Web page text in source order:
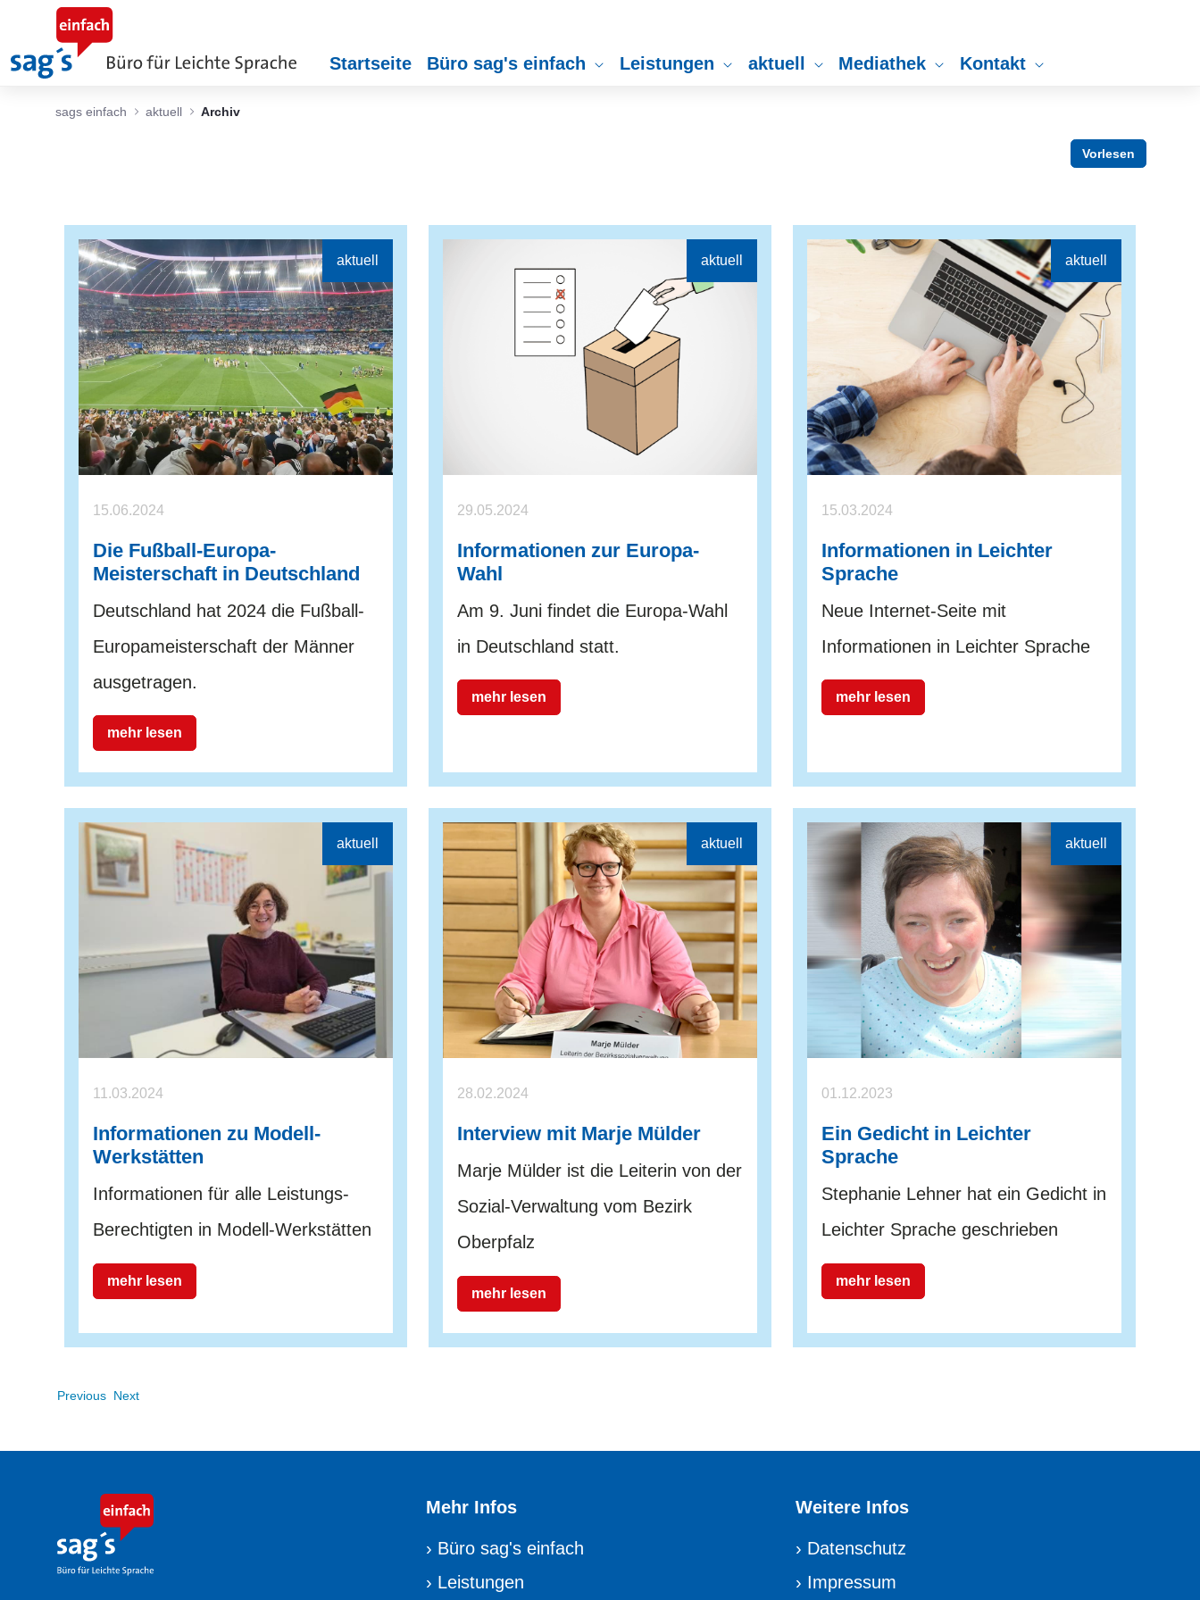
Skip to Main Content
Startseite Büro sag's einfach Leistungen aktuell Mediathek Kontakt
sags einfach aktuell Archiv
Vorlesen
15.06.2024
Die Fußball-Europa-
Meisterschaft in Deutschland
Deutschland hat 2024 die Fußball-
Europameisterschaft der Männer
ausgetragen.
mehr lesen
29.05.2024
Informationen zur Europa-
Wahl
Am 9. Juni findet die Europa-Wahl
in Deutschland statt.
mehr lesen
15.03.2024
Informationen in Leichter
Sprache
Neue Internet-Seite mit
Informationen in Leichter Sprache
mehr lesen
11.03.2024
Informationen zu Modell-
Werkstätten
Informationen für alle Leistungs-
Berechtigten in Modell-Werkstätten
mehr lesen
28.02.2024
Interview mit Marje Mülder
Marje Mülder ist die Leiterin von der
Sozial-Verwaltung vom Bezirk
Oberpfalz
mehr lesen
01.12.2023
Ein Gedicht in Leichter
Sprache
Stephanie Lehner hat ein Gedicht in
Leichter Sprache geschrieben
mehr lesen
Previous Next
Mehr Infos
› Büro sag's einfach
› Leistungen
Weitere Infos
› Datenschutz
› Impressum